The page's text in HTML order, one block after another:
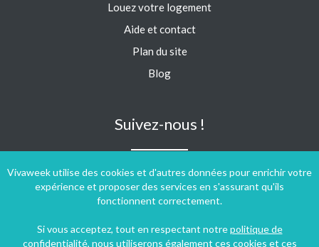
Vivaweek utilise des cookies et d'autres données pour enrichir votre
expérience et proposer des services en s'assurant qu'ils
fonctionnent correctement.
Si vous acceptez, tout en respectant notrepolitique de
confidentialité, nous utiliserons également ces cookies et ces
Louez votre logement
Aide et contact
Plan du site
Blog
Suivez-nous !